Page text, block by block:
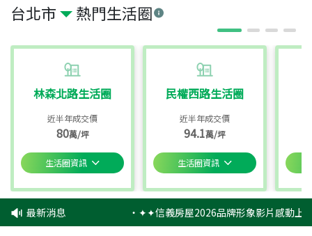
台北市 熱門生活圈
林森北路生活圈
近半年成交價
80萬/坪
生活圈資訊
民權西路生活圈
近半年成交價
94.1萬/坪
生活圈資訊
最新消息 ‧✦✦信義房屋2026品牌形象影片感動上